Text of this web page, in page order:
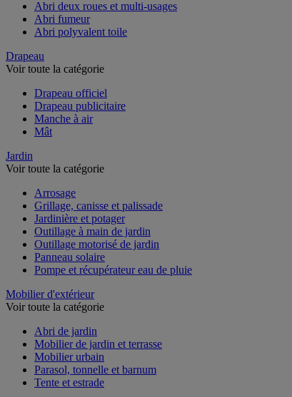
Abri deux roues et multi-usages
Abri fumeur
Abri polyvalent toile
Drapeau
Voir toute la catégorie
Drapeau officiel
Drapeau publicitaire
Manche à air
Mât
Jardin
Voir toute la catégorie
Arrosage
Grillage, canisse et palissade
Jardinière et potager
Outillage à main de jardin
Outillage motorisé de jardin
Panneau solaire
Pompe et récupérateur eau de pluie
Mobilier d'extérieur
Voir toute la catégorie
Abri de jardin
Mobilier de jardin et terrasse
Mobilier urbain
Parasol, tonnelle et barnum
Tente et estrade